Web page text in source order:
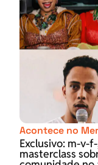
Acontece no
Exclusivo: m-v-
masterclass